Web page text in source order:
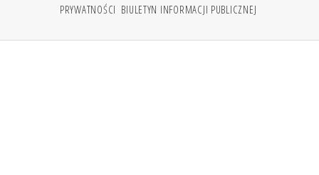
PRYWATNOŚCI BIULETYN INFORMACJI PUBLICZNEJ